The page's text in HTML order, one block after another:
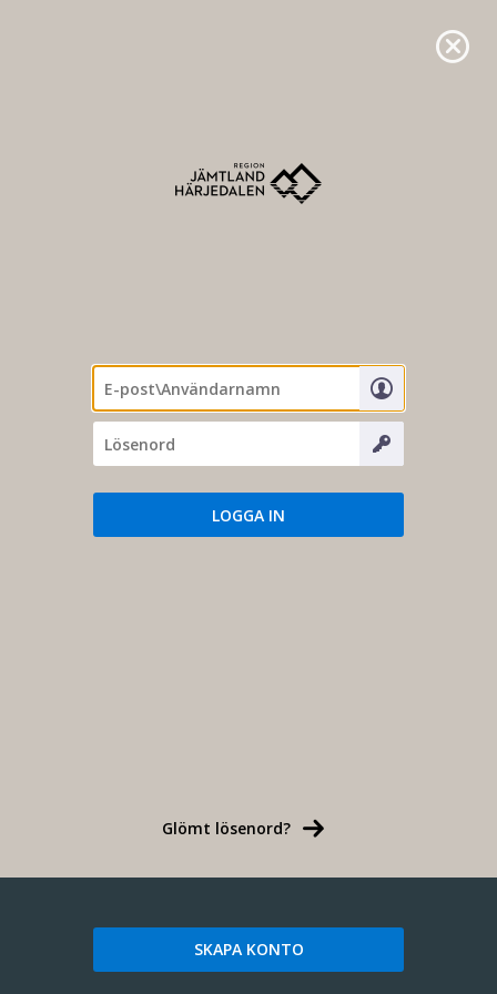
Glömt lösenord?
SKAPA KONTO